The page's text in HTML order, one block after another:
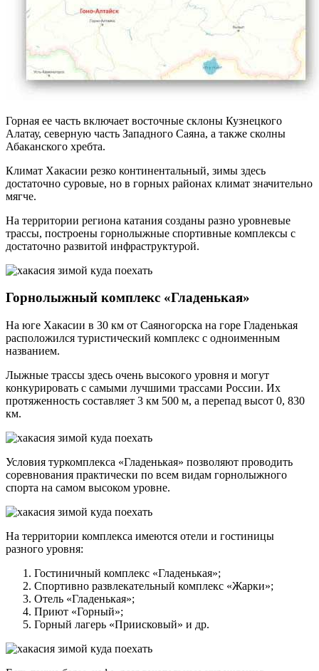
Горная ее часть включает восточные склоны Кузнецкого
Алатау, северную часть Западного Саяна, а также сколны
Абаканского хребта.
Климат Хакасии резко континентальный, зимы здесь
достаточно суровые, но в горных районах климат значительно
мягче.
На территории региона катания созданы разно уровневые
трассы, построены горнолыжные спортивные комплексы с
достаточно развитой инфраструктурой.
Горнолыжный комплекс «Гладенькая»
На юге Хакасии в 30 км от Саяногорска на горе Гладенькая
расположился туристический комплекс с одноименным
названием.
Лыжные трассы здесь очень высокого уровня и могут
конкурировать с самыми лучшими трассами России. Их
протяженность составляет 3 км 500 м, а перепад высот 0, 830
км.
Условия туркомплекса «Гладенькая» позволяют проводить
соревнования практически по всем видам горнолыжного
спорта на самом высоком уровне.
На территории комплекса имеются отели и гостиницы
разного уровня:
Гостиничный комплекс «Гладенькая»;
Спортивно развлекательный комплекс «Жарки»;
Отель «Гладенькая»;
Приют «Горный»;
Горный лагерь «Приисковый» и др.